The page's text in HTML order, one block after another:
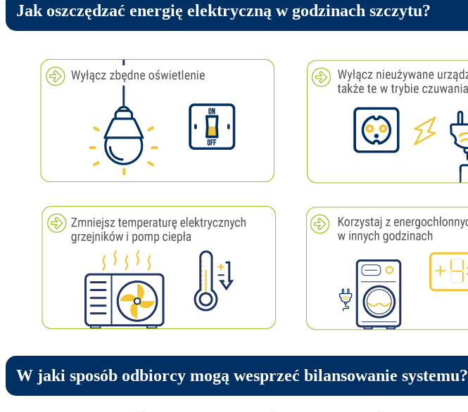
Jak oszczędzać energię elektryczną w godzinach szczytu?
W jaki sposób odbiorcy mogą wesprzeć bilansowanie systemu?